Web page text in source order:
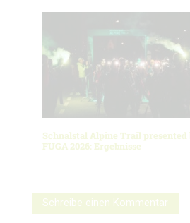
Schnalstal Alpine Trail presented
FUGA 2026: Ergebnisse
Schreibe einen Kommentar